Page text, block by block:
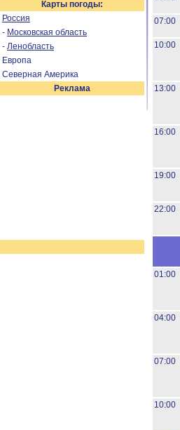
Карты погоды:
Россия
- Московская область
- Ленобласть
Европа
Северная Америка
Реклама
07:00
10:00
13:00
16:00
19:00
22:00
01:00
04:00
07:00
10:00